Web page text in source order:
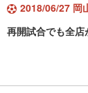
2018/06/27 岡
再開試合でも全店